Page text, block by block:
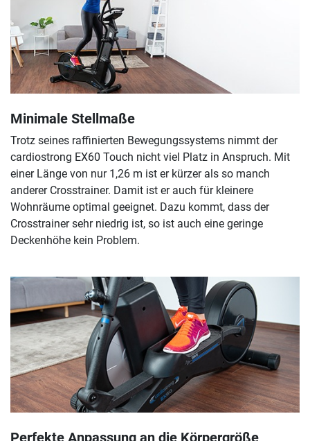
Minimale Stellmaße
Trotz seines raffinierten Bewegungssystems nimmt der
cardiostrong EX60 Touch nicht viel Platz in Anspruch. Mit
einer Länge von nur 1,26 m ist er kürzer als so manch
anderer Crosstrainer. Damit ist er auch für kleinere
Wohnräume optimal geeignet. Dazu kommt, dass der
Crosstrainer sehr niedrig ist, so ist auch eine geringe
Deckenhöhe kein Problem.
Perfekte Anpassung an die Körpergröße